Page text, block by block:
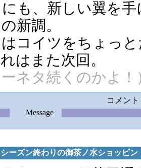
も、新しい翼を
新調。
コイツをちょっ
はまた次回。
ーネタ続くのかよ！
コメント
Message
シーズン終わりの御茶ノ水ショッピン